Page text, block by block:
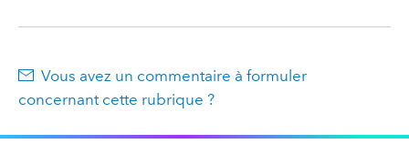
Vous avez un commentaire à formuler
concernant cette rubrique ?